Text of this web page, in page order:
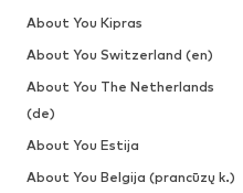
About You Kipras
About You Switzerland (en)
About You The Netherlands
(de)
About You Estija
About You Belgija (prancūzų k.)